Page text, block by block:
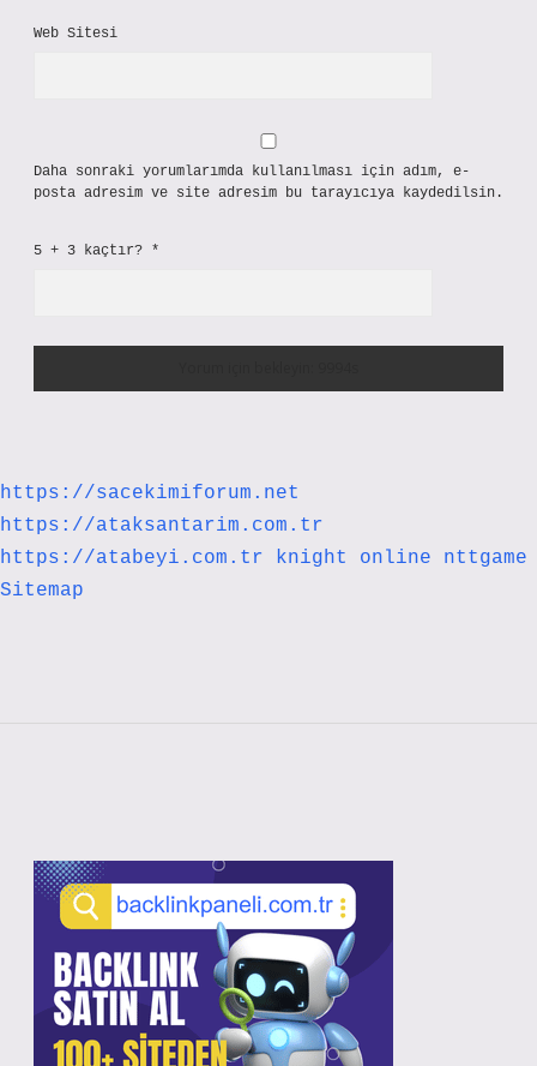
Web Sitesi
Daha sonraki yorumlarımda kullanılması için adım, e-
posta adresim ve site adresim bu tarayıcıya kaydedilsin.
5 + 3 kaçtır? *
https://sacekimiforum.net
https://ataksantarim.com.tr
https://atabeyi.com.tr
knight online
nttgame
Sitemap